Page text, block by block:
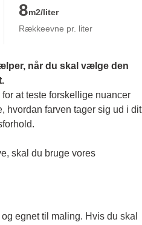
8m2/liter
Rækkeevne pr. liter
når du skal vælge den
at teste forskellige nuancer
hvordan farven tager sig ud i dit
egnet til maling. Hvis du skal